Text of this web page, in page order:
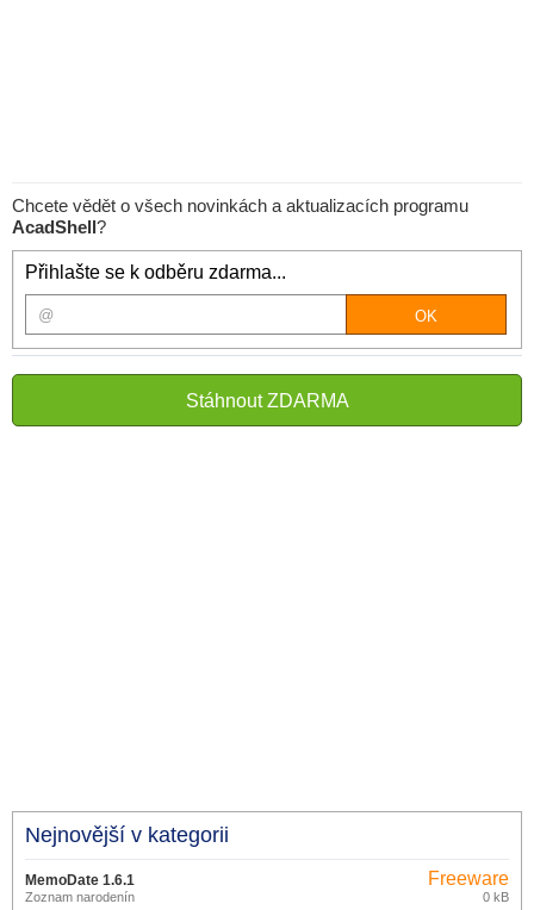
Chcete vědět o všech novinkách a aktualizacích programu
AcadShell?
Přihlašte se k odběru zdarma...
Stáhnout ZDARMA
Nejnovější v kategorii
MemoDate 1.6.1
Zoznam narodenín
Freeware
0 kB